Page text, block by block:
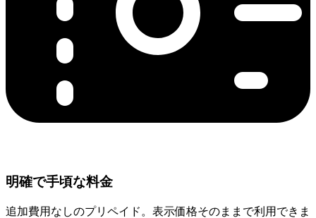
明確で手頃な料金
追加費用なしのプリペイド。表示価格そのままで利用できま